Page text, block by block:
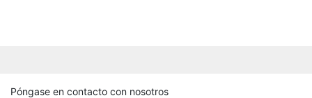
Póngase en contacto con nosotros